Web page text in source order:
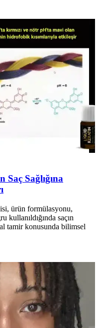
Sağlığına
ürün formülasyonu,
kullanıldığında saçın
tamir konusunda bilimsel